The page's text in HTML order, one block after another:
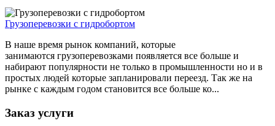
Грузоперевозки с гидробортом
В наше время рынок компаний, которые
занимаются грузоперевозками появляется все больше и
набирают популярности не только в промышленности но и в
простых людей которые запланировали переезд. Так же на
рынке с каждым годом становится все больше ко...
Заказ услуги